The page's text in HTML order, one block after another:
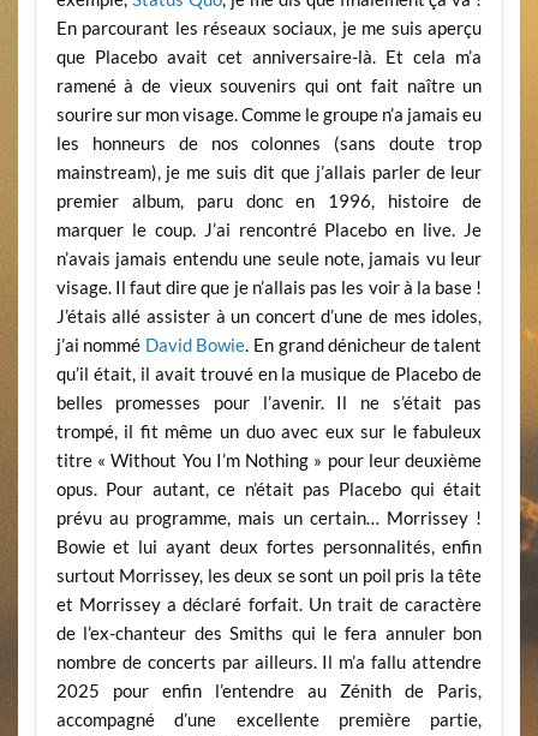
En parcourant les réseaux sociaux, je me suis aperçu
que Placebo avait cet anniversaire-là. Et cela m’a
ramené à de vieux souvenirs qui ont fait naître un
sourire sur mon visage. Comme le groupe n’a jamais eu
les honneurs de nos colonnes (sans doute trop
mainstream), je me suis dit que j’allais parler de leur
premier album, paru donc en 1996, histoire de
marquer le coup. J’ai rencontré Placebo en live. Je
n’avais jamais entendu une seule note, jamais vu leur
visage. Il faut dire que je n’allais pas les voir à la base !
J’étais allé assister à un concert d’une de mes idoles,
j’ai nommé David Bowie. En grand dénicheur de talent
qu’il était, il avait trouvé en la musique de Placebo de
belles promesses pour l’avenir. Il ne s’était pas
trompé, il fit même un duo avec eux sur le fabuleux
titre « Without You I’m Nothing » pour leur deuxième
opus. Pour autant, ce n’était pas Placebo qui était
prévu au programme, mais un certain… Morrissey !
Bowie et lui ayant deux fortes personnalités, enfin
surtout Morrissey, les deux se sont un poil pris la tête
et Morrissey a déclaré forfait. Un trait de caractère
de l’ex-chanteur des Smiths qui le fera annuler bon
nombre de concerts par ailleurs. Il m’a fallu attendre
2025 pour enfin l’entendre au Zénith de Paris,
accompagné d’une excellente première partie,